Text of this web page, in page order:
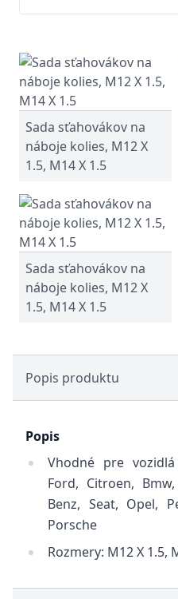
Sada sťahovákov na
náboje kolies, M12 X
1.5, M14 X 1.5
Sada sťahovákov na
náboje kolies, M12 X
1.5, M14 X 1.5
Popis produktu
Popis
Vhodné pre
Ford, Citroen,
Benz, Seat, Opel,
Porsche
Rozmery: M12 X 1.5,